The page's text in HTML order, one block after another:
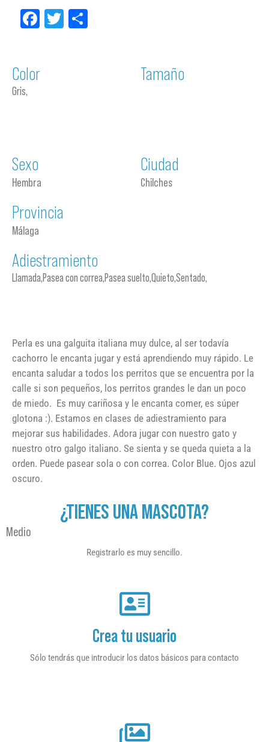
Facebook
Twitter
Color
Gris,
Tamaño
Sexo
Hembra
Ciudad
Chilches
Provincia
Málaga
Adiestramiento
Llamada,Pasea con correa,Pasea suelto,Quieto,Sentado,
Perla es una galguita italiana muy dulce, al ser todavía
cachorro le encanta jugar y está aprendiendo muy rápido. Le
encanta saludar a todos los perritos que se encuentra por la
calle si son pequeños, los perritos grandes le dan un poco
de miedo. Es muy cariñosa y le encanta comer, es súper
glotona :). Estamos en clases de adiestramiento para
mejorar sus habilidades. Adora jugar con nuestro gato y
nuestro otro galgo italiano. Se sienta y se queda quieta a la
orden. Puede pasear sola o con correa. Color Blue. Ojos azul
oscuro.
¿TIENES UNA MASCOTA?
Medio
Registrarlo es muy sencillo.
Crea tu usuario
Sólo tendrás que introducir los datos básicos para contacto